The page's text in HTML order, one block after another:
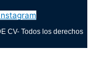
CV- Todos los derechos